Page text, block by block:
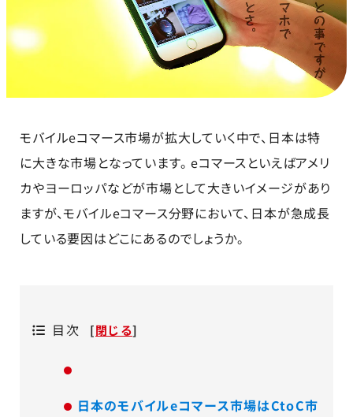
モバイルeコマース市場が拡大していく中で、日本は特
に大きな市場となっています。 eコマースといえばアメリ
カやヨーロッパなどが市場として大きいイメージがあり
ますが、モバイルeコマース分野において、日本が急成長
している要因はどこにあるのでしょうか。
目次 [閉じる]
日本のモバイルeコマース市場はCtoC市